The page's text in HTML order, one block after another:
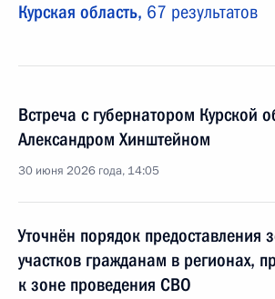
Курская область, 67 результатов
Встреча с губернатором Курской
Александром Хинштейном
30 июня 2026 года, 14:05
Уточнён порядок предоставления
участков гражданам в регионах,
к зоне проведения СВО